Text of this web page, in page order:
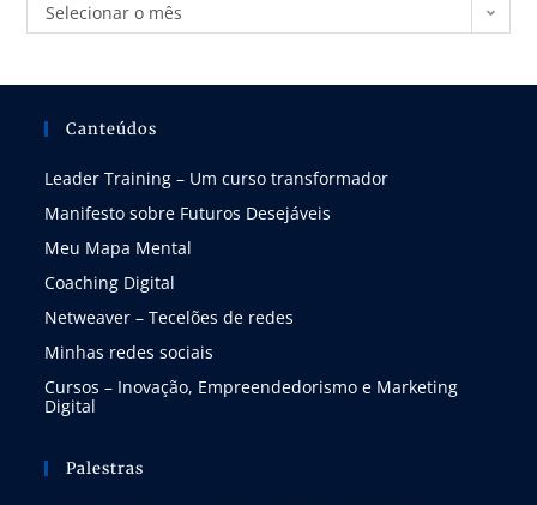
Selecionar o mês
Canteúdos
Leader Training – Um curso transformador
Manifesto sobre Futuros Desejáveis
Meu Mapa Mental
Coaching Digital
Netweaver – Tecelões de redes
Minhas redes sociais
Cursos – Inovação, Empreendedorismo e Marketing
Digital
Palestras